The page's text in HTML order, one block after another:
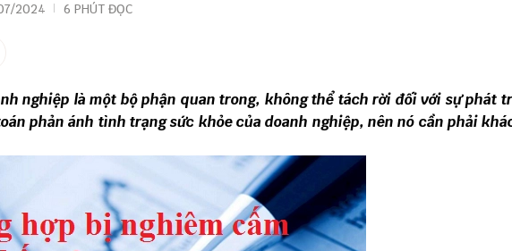
2024 6 PHÚT ĐỌC
nghiệp là một bộ phận quan trong, không thể tách rời đối với sự phát
phản ánh tình trạng sức khỏe của doanh nghiệp, nên nó cần phải